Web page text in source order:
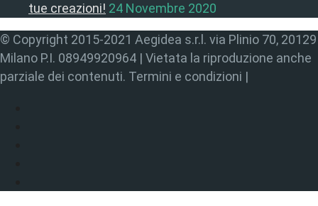
tue creazioni! 24 Novembre 2020
© Copyright 2015-2021 Aegidea s.r.l. via Plinio 70, 20129
Milano P.I. 08949920964 | Vietata la riproduzione anche
parziale dei contenuti. Termini e condizioni |